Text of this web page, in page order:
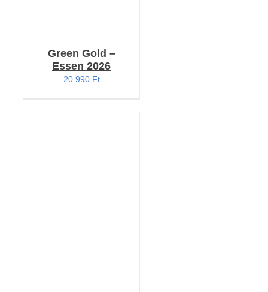
Green Gold –
Essen 2026
20 990 Ft